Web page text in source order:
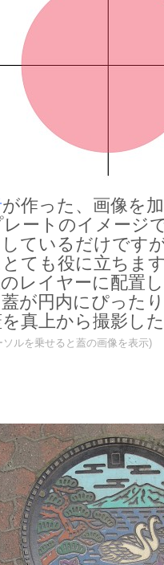
が作った、画像を
ートのイメージ
ているだけです
ても役に立ちま
レイヤーに配置
が円内にぴった
真上から撮影し
ソルを乗せると蓋の画像を表示)